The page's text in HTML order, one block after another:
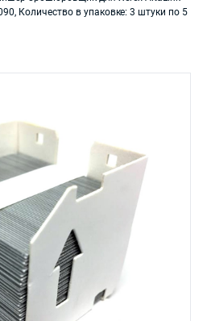
Количество в упаковке: 3 штуки по 5